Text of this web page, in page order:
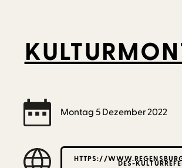
Montag 5 Dezember2022
HTTPS://
DES-